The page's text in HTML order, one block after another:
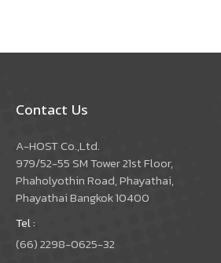
Contact Us
A-HOST Co.,Ltd.
979/52-55 SM Tower 21st Floor,
Phaholyothin Road, Phayathai,
Phayathai Bangkok 10400
Tel :
(66) 2298-0625-32